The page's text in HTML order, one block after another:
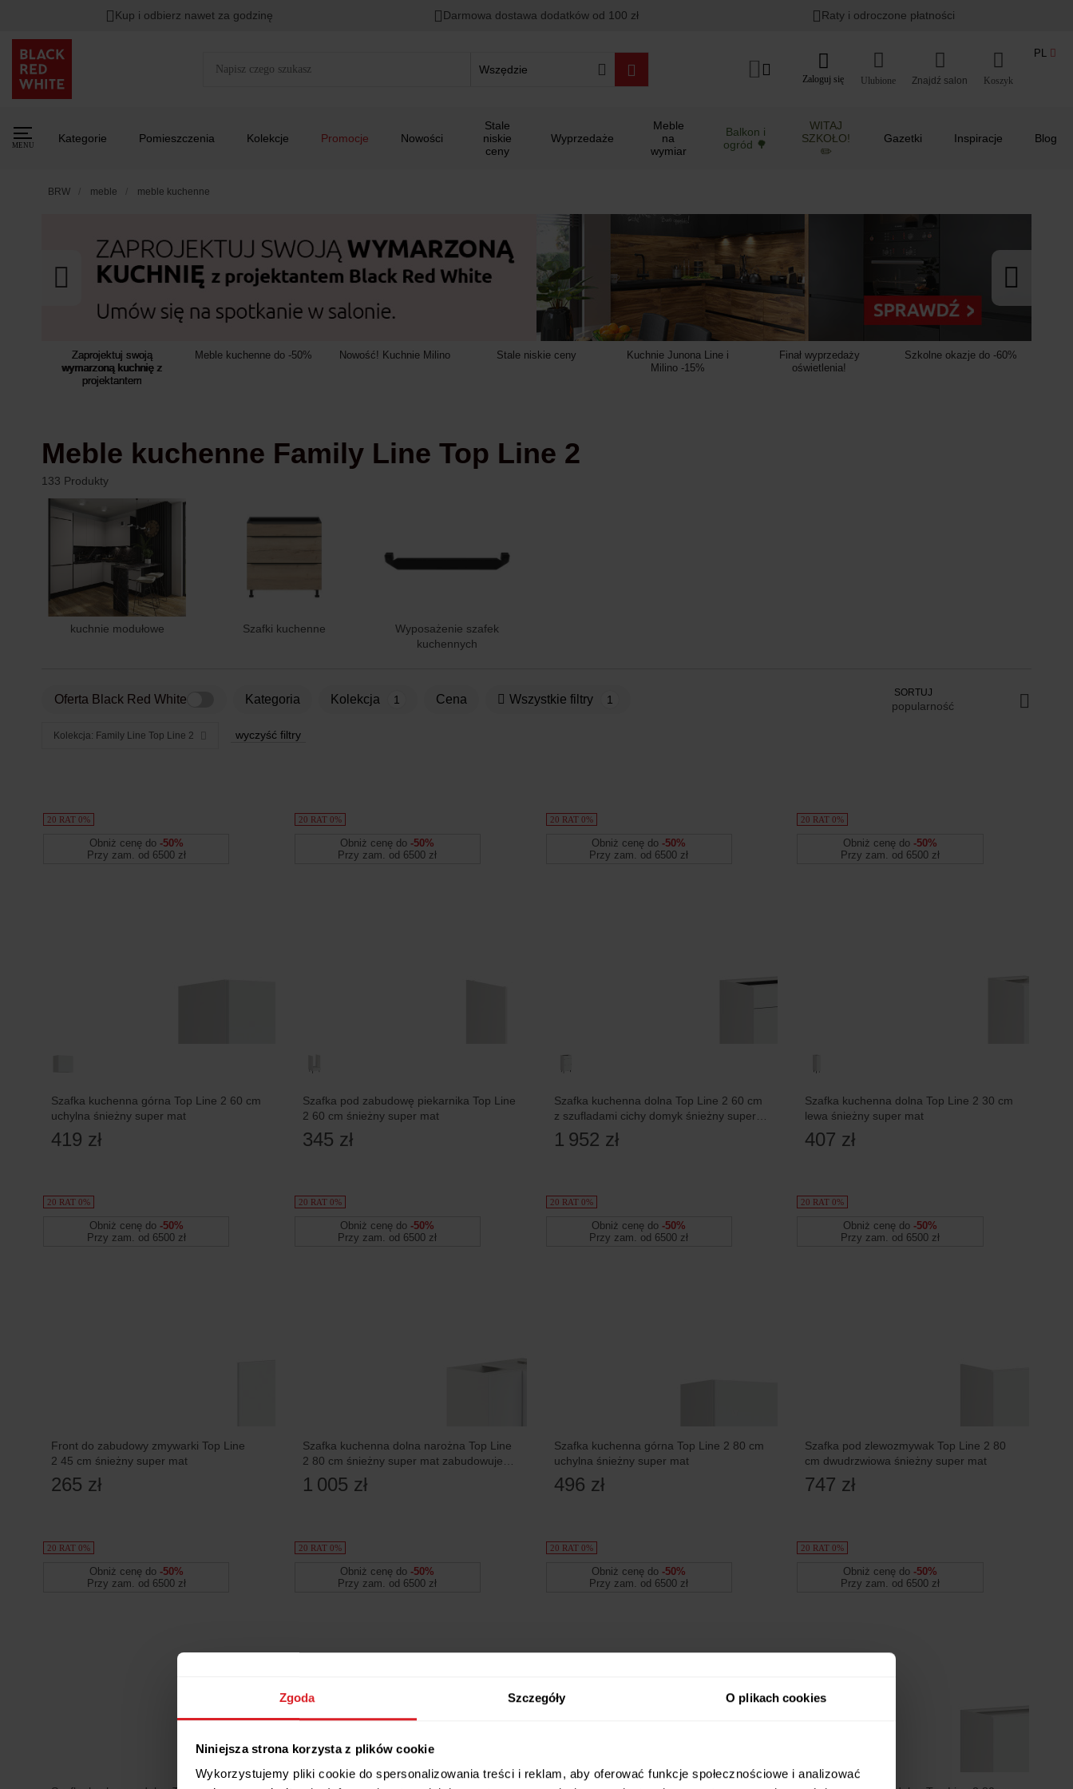
Zgoda Szczegóły O plikach cookies
Niniejsza strona korzysta z plików cookie
Wykorzystujemy pliki cookie do spersonalizowania treści i reklam, aby oferować funkcje społecznościowe i analizować
Rabat naHITY DNIA przy zapisie na Newsletter. 00 : Lato w ogrodzie i na balkonie >
Kup i odbierz nawet za godzinę Darmowa dostawa dodatków od 100 zł Raty i odroczone płatności
Wszędzie
Zaloguj się Ulubione Koszyk
PL
MENU
Kategorie Pomieszczenia Kolekcje Promocje Nowości
Stale
niskie
ceny
Wyprzedaże
Meble
na
wymiar
Balkon i
ogród 🌳
WITAJ
SZKOŁO!
✏️
Gazetki Inspiracje Blog
BRW meble meble kuchenne
Zaprojektuj swoją
wymarzoną kuchnię z
projektantem
Meble kuchenne do -50% Nowość! Kuchnie Milino Stale niskie ceny
Kuchnie Junona Line i
Milino -15%
Finał wyprzedaży
oświetlenia!
Szkolne okazje do -60%
Meble kuchenne Family Line Top Line 2
133 Produkty
kuchnie modułowe Szafki kuchenne
Wyposażenie szafek
kuchennych
Oferta Black Red White kategoria Kolekcja 1 Cena Wszystkie filtry 1
Kolekcja: Family Line Top Line 2 wyczyść filtry
SORTUJ
popularność
Produkty
20 RAT 0%
Obniż cenę do -50%
Przy zam. od 6500 zł
Szafka kuchenna górna Top Line 2 60 cm
uchylna śnieżny super mat
419 zł
20 RAT 0%
Obniż cenę do-50%
Przy zam. od 6500 zł
Szafka pod zabudowę piekarnika Top Line
2 60 cm śnieżny super mat
345 zł
20 RAT 0%
Obniż cenę do-50%
Przy zam. od 6500 zł
Szafka kuchenna dolna Top Line 2 60 cm
z szufladami cichy domyk śnieżny super
mat
1 952 zł
20 RAT 0%
Obniż cenę do -50%
Przy zam. od 6500 zł
Szafka kuchenna dolna Top Line 2 30 cm
lewa śnieżny super mat
407 zł
20 RAT 0%
Obniż cenę do -50%
Przy zam. od 6500 zł
Front do zabudowy zmywarki Top Line
2 45 cm śnieżny super mat
265 zł
20 RAT 0%
Obniż cenę do-50%
Przy zam. od 6500 zł
Szafka kuchenna dolna narożna Top Line
2 80 cm śnieżny super mat zabudowuje
naroże 90x90 cm
1 005 zł
20 RAT 0%
Obniż cenę do-50%
Przy zam. od 6500 zł
Szafka kuchenna górna Top Line 2 80 cm
uchylna śnieżny super mat
496 zł
20 RAT 0%
Obniż cenę do -50%
Przy zam. od 6500 zł
Szafka pod zlewozmywak Top Line 2 80
cm dwudrzwiowa śnieżny super mat
747 zł
20 RAT 0%
Obniż cenę do -50%
Przy zam. od 6500 zł
20 RAT 0%
Obniż cenę do-50%
Przy zam. od 6500 zł
20 RAT 0%
Obniż cenę do-50%
Przy zam. od 6500 zł
20 RAT 0%
Obniż cenę do -50%
Przy zam. od 6500 zł